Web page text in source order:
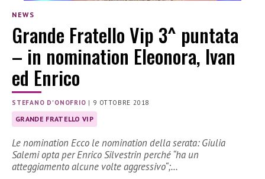
NEWS
Grande Fratello Vip 3^ puntata
– in nomination Eleonora, Ivan
ed Enrico
STEFANO D'ONOFRIO | 9 OTTOBRE 2018
GRANDE FRATELLO VIP
Le nomination Ecco le nomination della serata: Giulia
Salemi opta per Enrico Silvestrin perché “ha un
atteggiamento alcune volte aggressivo“;…